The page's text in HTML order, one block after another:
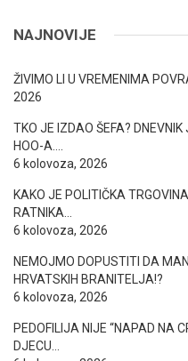
NAJNOVIJE
ŽIVIMO LI U VREMENIMA
2026
TKO JE IZDAO ŠEFA?
HOO-A….
6 kolovoza, 2026
KAKO JE POLITIČKA
RATNIKA…
6 kolovoza, 2026
NEMOJMO DOPUSTITI DA
HRVATSKIH BRANITELJA!?
6 kolovoza, 2026
PEDOFILIJA NIJE “NAPAD NA
DJECU…